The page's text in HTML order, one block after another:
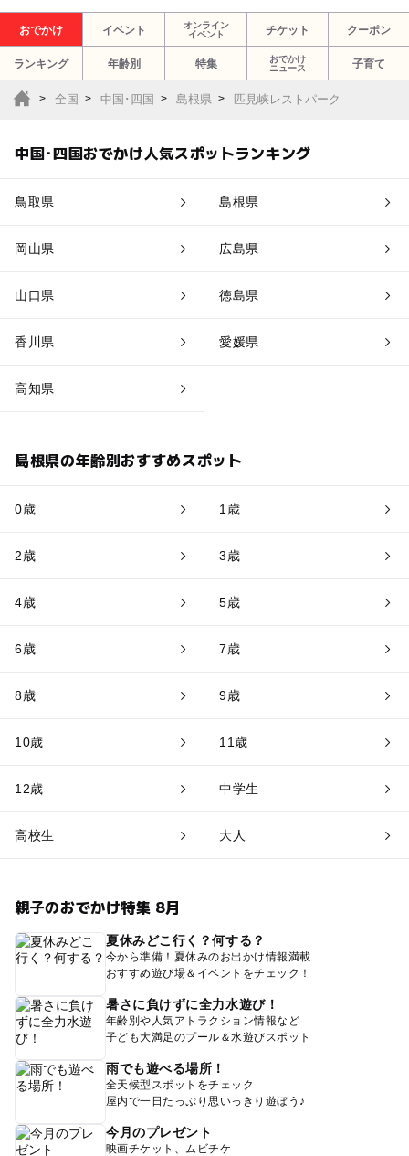
おでかけ イベント
オンライン
イベント
チケット クーポン
ランキング 年齢別 特集
おでかけ
ニュース
子育て
全国 中国･四国 島根県 匹見峡レストパーク
中国･四国おでかけ人気スポットランキング
鳥取県 島根県
岡山県 広島県
山口県 徳島県
香川県 愛媛県
高知県
島根県の年齢別おすすめスポット
0歳 1歳
2歳 3歳
4歳 5歳
6歳 7歳
8歳 9歳
10歳 11歳
12歳 中学生
高校生 大人
親子のおでかけ特集 8月
夏休みどこ行く？何する？
今から準備！夏休みのお出かけ情報満載
おすすめ遊び場＆イベントをチェック！
暑さに負けずに全力水遊び！
年齢別や人気アトラクション情報など
子ども大満足のプール＆水遊びスポット
雨でも遊べる場所！
全天候型スポットをチェック
屋内で一日たっぷり思いっきり遊ぼう♪
今月のプレゼント
映画チケット、ムビチケ